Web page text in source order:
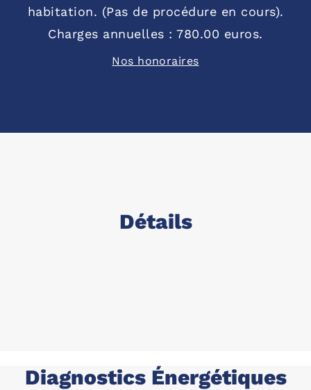
habitation. (Pas de procédure en cours).
Charges annuelles : 780.00 euros.
Nos honoraires
Détails
Diagnostics Énergétiques